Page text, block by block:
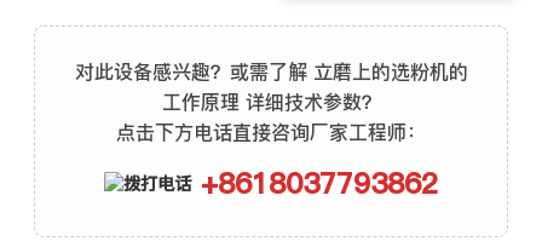
对此设备感兴趣？或需了解 立磨上的选粉机的
工作原理 详细技术参数？
点击下方电话直接咨询厂家工程师：
+8618037793862